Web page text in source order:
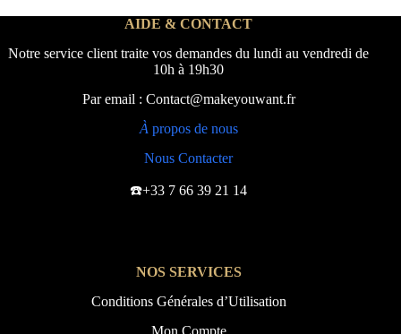
AIDE & CONTACT
Notre service client traite vos demandes du lundi au vendredi de
10h à 19h30
Par email : Contact@makeyouwant.fr
À propos de nous
Nous Contacter
☎️+33 7 66 39 21 14
NOS SERVICES
Conditions Générales d’Utilisation